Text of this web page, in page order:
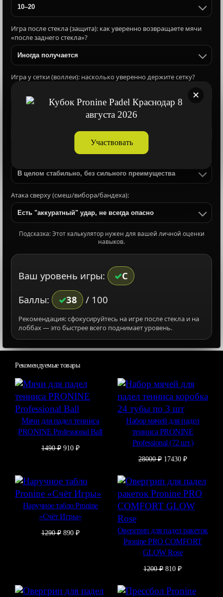
10–20
Игра после стекла (защита): как уверенно возвращаете мячи
«после заднего стекла»?
Иногда получается
Игра у сетки (воллеи): насколько уверенно держите сетку?
Могу держать мяч, но без точного направления
Лоб (против соперников у сетки):
В целом стабильно, без сильного преимущества
Атака сверху (смеш/вибора/бандеха):
Есть "аккуратный" удар, не всегда опасно
Подсказка: Этот калькулятор нужен для вашей личной оценки
навыков.
Ваш уровень игры:
C
Баллы:
38 / 100
Рекомендация: сфокусируйтесь на игре после стекла и на
лоббах — это быстрее всего поднимает уровень.
Рекомендуемые товары
Мячи для падел тенниса
PRONINE Professional Ball
1490₽ Первоначальная
1490 ₽.
910 ₽Текущая
Набор мячей для падел
тенниса PRONINE
Professional (72 шт.)
28000₽ Первоначальная
28000 ₽.
17430 ₽Текущая
Наручное табло Pronine
«Счёт Игры»
1290₽ Первоначальная
890 ₽Текущая
Овергрип для падел ракеток
Pronine PRO COMFORT
GLOW Rose
1200₽ Первоначальная
составляла
810₽Текущая
810 ₽.
✕
Участвовать